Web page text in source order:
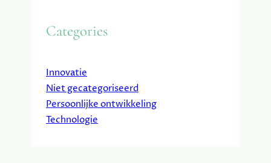
Categories
Innovatie
Niet gecategoriseerd
Persoonlijke ontwikkeling
Technologie